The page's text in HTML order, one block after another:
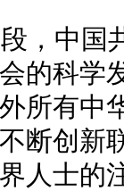
中国
的科学
所有中
断创新
人士的